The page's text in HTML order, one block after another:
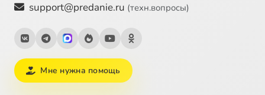
support@predanie.ru (техн.вопросы)
Мне нужна помощь